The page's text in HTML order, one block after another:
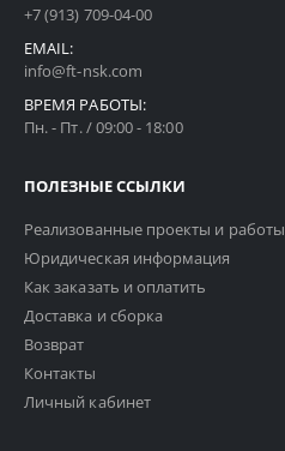
+7 (913) 709-04-00
EMAIL:
info@ft-nsk.com
ВРЕМЯ РАБОТЫ:
Пн. - Пт. / 09:00 - 18:00
ПОЛЕЗНЫЕ ССЫЛКИ
Реализованные проекты и работы
Юридическая информация
Как заказать и оплатить
Доставка и сборка
Возврат
Контакты
Личный кабинет